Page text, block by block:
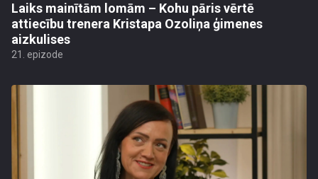
Laiks mainītām lomām – Kohu pāris vērtē
attiecību trenera Kristapa Ozoliņa ģimenes
aizkulises
21. epizode